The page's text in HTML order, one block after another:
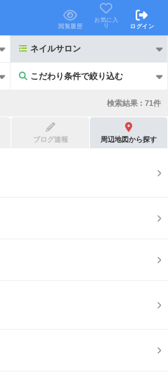
閲覧履歴
お気に入
り
ログイン
ネイルサロン
こだわり条件で絞り込む
こだわり条件で絞り込む
検索結果 : 71件
ブログ速報 周辺地図から探す